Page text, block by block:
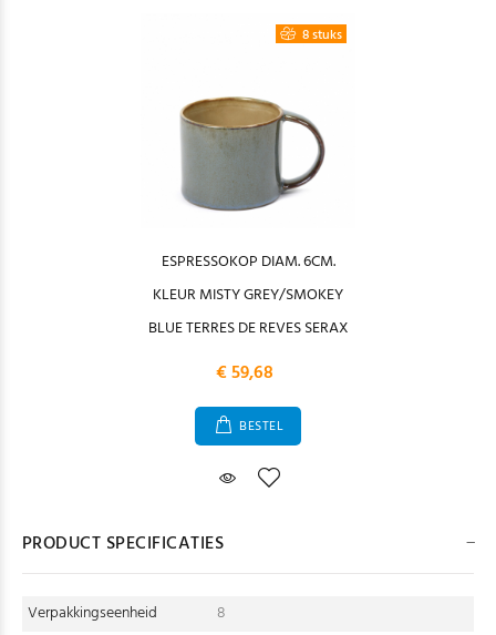
8 stuks
ESPRESSOKOP DIAM. 6CM.
KLEUR MISTY GREY/SMOKEY
BLUE TERRES DE REVES SERAX
€ 59,68
BESTEL
PRODUCT SPECIFICATIES
Verpakkingseenheid
8